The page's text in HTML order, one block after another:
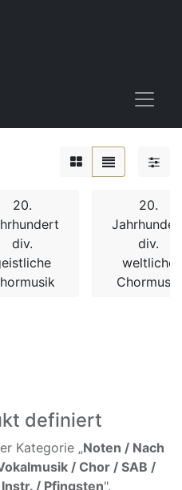
20.
div.
20.
div.
weltliche
Chormusik
definiert
Kategorie „Noten / Nach
/ Chor / SAB /
/ Pfingsten".